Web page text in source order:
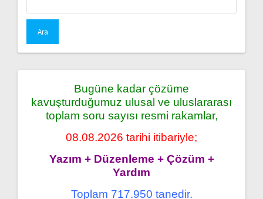
Bugüne kadar çözüme
kavuşturduğumuz ulusal ve uluslararası
toplam soru sayısı resmi rakamlar,
08.08.2026 tarihi itibariyle;
Yazım + Düzenleme + Çözüm +
Yardım
Toplam 717.950 tanedir.